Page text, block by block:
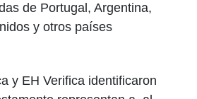
de Portugal, Argentina,
y otros países
y EH Verifica identificaron